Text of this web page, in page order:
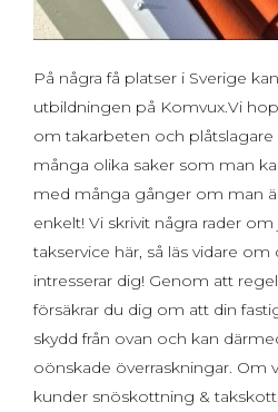
På några få platser i Sverige
utbildningen på Komvux.Vi
om takarbeten och plåtslagare
många olika saker som man
med många gånger om man
enkelt! Vi skrivit några rader
takservice här, så läs vidare
intresserar dig! Genom att
försäkrar du dig om att din
skydd från ovan och kan
oönskade överraskningar. Om
kunder snöskottning &